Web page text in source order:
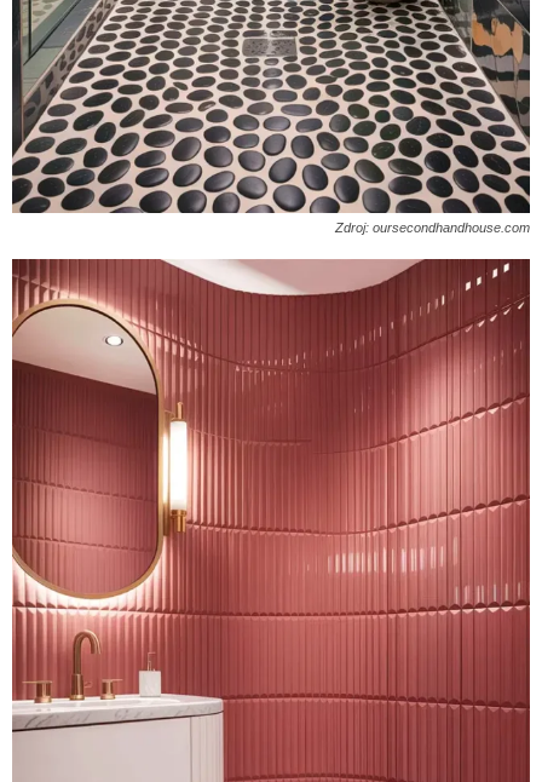
Zdroj: oursecondhandhouse.com